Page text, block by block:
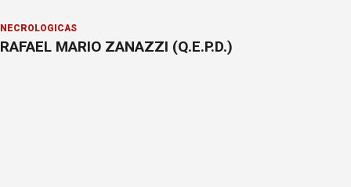
NECROLÓGICAS
RAFAEL MARIO ZANAZZI (Q.E.P.D.)